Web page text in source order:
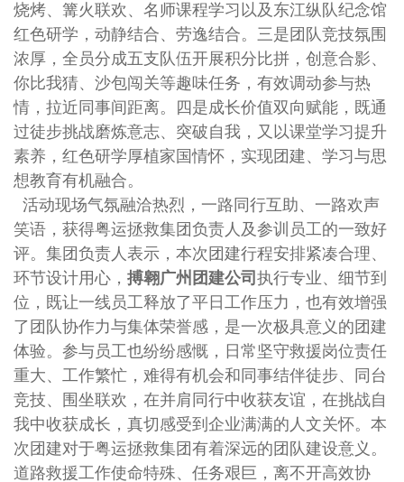
烧烤、篝火联欢、名师课程学习以及东江纵队纪念馆
红色研学，动静结合、劳逸结合。三是团队竞技氛围
浓厚，全员分成五支队伍开展积分比拼，创意合影、
你比我猜、沙包闯关等趣味任务，有效调动参与热
情，拉近同事间距离。四是成长价值双向赋能，既通
过徒步挑战磨炼意志、突破自我，又以课堂学习提升
素养，红色研学厚植家国情怀，实现团建、学习与思
想教育有机融合。
活动现场气氛融洽热烈，一路同行互助、一路欢声
笑语，获得粤运拯救集团负责人及参训员工的一致好
评。集团负责人表示，本次团建行程安排紧凑合理、
环节设计用心， 搏翱广州团建公司 执行专业、细节到
位，既让一线员工释放了平日工作压力，也有效增强
了团队协作力与集体荣誉感，是一次极具意义的团建
体验。参与员工也纷纷感慨，日常坚守救援岗位责任
重大、工作繁忙，难得有机会和同事结伴徒步、同台
竞技、围坐联欢，在并肩同行中收获友谊，在挑战自
我中收获成长，真切感受到企业满满的人文关怀。 本
次团建对于粤运拯救集团有着深远的团队建设意义。
道路救援工作使命特殊、任务艰巨，离不开高效协